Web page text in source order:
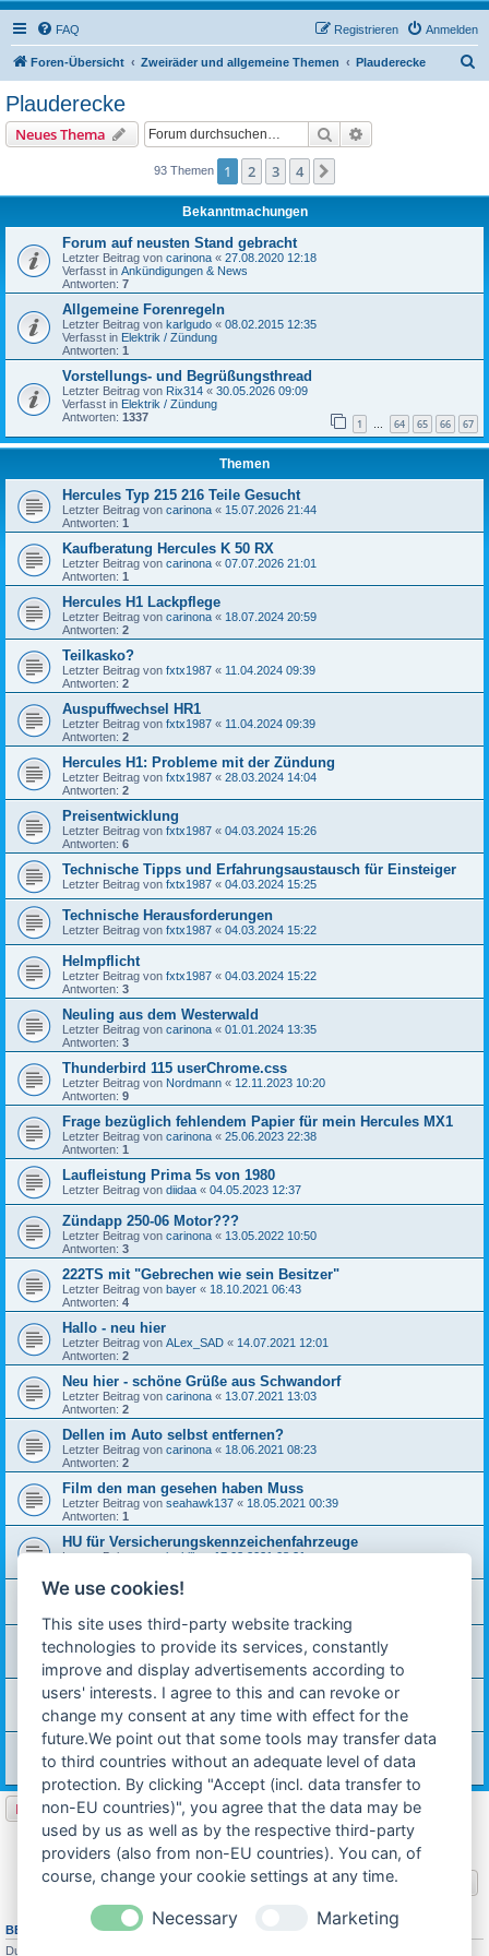
FAQ Anmelden
Registrieren
Foren-Übersicht Zweiräder und allgemeine Themen Plauderecke
Plauderecke
Neues Thema Suche
93 Themen 1 2 3 4
Bekanntmachungen
Forum auf neusten Stand gebracht
Letzter Beitrag von carinona « 27.08.2020 12:18
Verfasst in Ankündigungen & News
Antworten: 7
Allgemeine Forenregeln
Letzter Beitrag von karlgudo « 08.02.2015 12:35
Verfasst in Elektrik / Zündung
Antworten: 1
Vorstellungs- und Begrüßungsthread
Letzter Beitrag von Rix314 « 30.05.2026 09:09
Verfasst in Elektrik / Zündung
Antworten: 1337 1 … 64 65 66 67
Themen
Hercules Typ 215 216 Teile Gesucht
Letzter Beitrag von carinona « 15.07.2026 21:44
Antworten: 1
Kaufberatung Hercules K 50 RX
Letzter Beitrag von carinona « 07.07.2026 21:01
Antworten: 1
Hercules H1 Lackpflege
Letzter Beitrag von carinona « 18.07.2024 20:59
Antworten: 2
Teilkasko?
Letzter Beitrag von fxtx1987 « 11.04.2024 09:39
Antworten: 2
Auspuffwechsel HR1
Letzter Beitrag von fxtx1987 « 11.04.2024 09:39
Antworten: 2
Hercules H1: Probleme mit der Zündung
Letzter Beitrag von fxtx1987 « 28.03.2024 14:04
Antworten: 2
Preisentwicklung
Letzter Beitrag von fxtx1987 « 04.03.2024 15:26
Antworten: 6
Technische Tipps und Erfahrungsaustausch für Einsteiger
Letzter Beitrag von fxtx1987 « 04.03.2024 15:25
Technische Herausforderungen
Letzter Beitrag von fxtx1987 « 04.03.2024 15:22
Helmpflicht
Letzter Beitrag von fxtx1987 « 04.03.2024 15:22
Antworten: 3
Neuling aus dem Westerwald
Letzter Beitrag von carinona « 01.01.2024 13:35
Antworten: 3
Thunderbird 115 userChrome.css
Letzter Beitrag von Nordmann « 12.11.2023 10:20
Antworten: 9
Frage bezüglich fehlendem Papier für mein Hercules MX1
Letzter Beitrag von carinona « 25.06.2023 22:38
Antworten: 1
Laufleistung Prima 5s von 1980
Letzter Beitrag von diidaa « 04.05.2023 12:37
Zündapp 250-06 Motor???
Letzter Beitrag von carinona « 13.05.2022 10:50
Antworten: 3
222TS mit "Gebrechen wie sein Besitzer"
Letzter Beitrag von bayer « 18.10.2021 06:43
Antworten: 4
Hallo - neu hier
Letzter Beitrag von ALex_SAD « 14.07.2021 12:01
Antworten: 2
Neu hier - schöne Grüße aus Schwandorf
Letzter Beitrag von carinona « 13.07.2021 13:03
Antworten: 2
Dellen im Auto selbst entfernen?
Letzter Beitrag von carinona « 18.06.2021 08:23
Antworten: 2
Film den man gesehen haben Muss
Letzter Beitrag von seahawk137 « 18.05.2021 00:39
Antworten: 1
HU für Versicherungskennzeichenfahrzeuge
Letzter Beitrag voningbilly«17.03.2021 08:21
Mofa-Schrauber in KÖLN gesucht
Spezielle Frage zum Anbau
Letzter Beitrag vonstefankausk«20.01.2021 20:26
Antworten:1
Hercules HR1
Peter Stuntebeck
12.10.2020 16:44
Antworten: 18
Welchen Helm auf der Mofa ?
Letzter Beitrag von tuba«29.02.2020 11:04
Antworten:
11
Neues Thema
93 Themen 1 2 3 4 Nächste
Gehe zu
BERECHTIGUNGEN IN DIESEM FORUM
Du darfst
We use cookies!
This site uses third-party website tracking
technologies to provide its services, constantly
improve and display advertisements according to
users' interests. I agree to this and can revoke or
change my consent at any time with effect for the
future.We point out that some tools may transfer data
to third countries without an adequate level of data
protection. By clicking "Accept (incl. data transfer to
non-EU countries)", you agree that the data may be
used by us as well as by the respective third-party
providers (also from non-EU countries). You can, of
course, change your cookie settings at any time.
Necessary Marketing